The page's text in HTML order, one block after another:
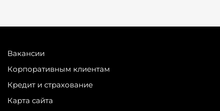
Вакансии
Корпоративным клиентам
Кредит и страхование
Карта сайта